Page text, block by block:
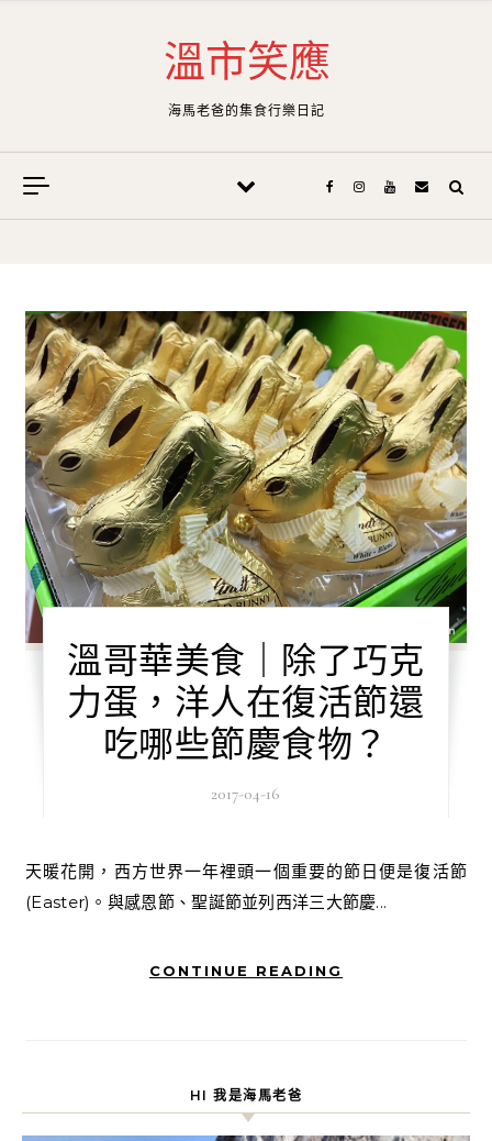
溫市笑應
海馬老爸的集食行樂日記
溫哥華美食｜除了巧克
力蛋，洋人在復活節還
吃哪些節慶食物？
2017-04-16
天暖花開，西方世界一年裡頭一個重要的節日便是復活節
(Easter)。與感恩節、聖誕節並列西洋三大節慶...
CONTINUE READING
HI 我是海馬老爸